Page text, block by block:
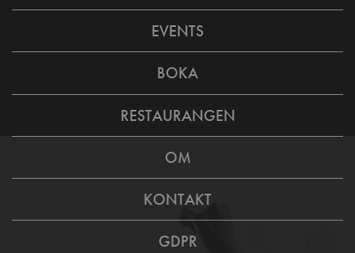
EVENTS
BOKA
RESTAURANGEN
OM
KONTAKT
GDPR